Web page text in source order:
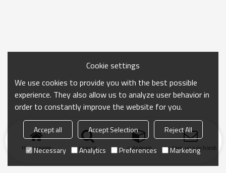
Homepage ricerca categoria Inviare una richiesta
Cookie settings
We use cookies to provide you with the best possible
experience. They also allow us to analyze user behavior in
order to constantly improve the website for you.
Accept all Accept Selection
Reject All
Necessary
Analytics Preferences Marketing